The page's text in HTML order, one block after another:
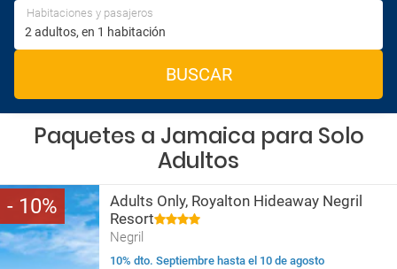
Habitaciones y pasajeros
BUSCAR
Paquetes a Jamaica para Solo
Adultos
10
Adults Only, Royalton Hideaway Negril
Resort
Negril
10% dto. Septiembre hasta el 10 de agosto